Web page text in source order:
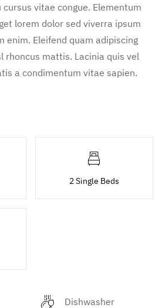
vitae congue. Elementum
lorem dolor sed viverra ipsum
enim. Eleifend quam adipiscing
rhoncus mattis. Lacinia quis vel
a condimentum vitae sapien.
2 Single Beds
Dishwasher